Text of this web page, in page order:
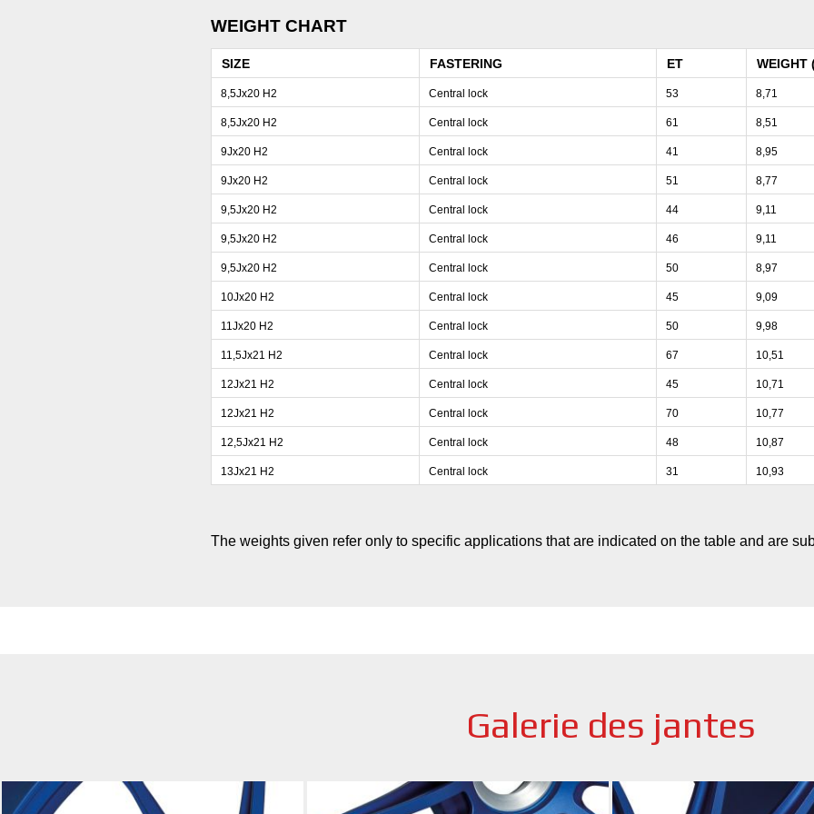
WEIGHT CHART
SIZE FASTERING ET WEIGHT
8,5Jx20 H2 Central lock 53 8,71
8,5Jx20 H2 Central lock 61 8,51
9Jx20 H2 Central lock 41 8,95
9Jx20 H2 Central lock 51 8,77
9,5Jx20 H2 Central lock 44 9,11
9,5Jx20 H2 Central lock 46 9,11
9,5Jx20 H2 Central lock 50 8,97
10Jx20 H2 Central lock 45 9,09
11Jx20 H2 Central lock 50 9,98
11,5Jx21 H2 Central lock 67 10,51
12Jx21 H2 Central lock 45 10,71
12Jx21 H2 Central lock 70 10,77
12,5Jx21 H2 Central lock 48 10,87
13Jx21 H2 Central lock 31 10,93
The weights given refer only to specific applications that are indicated on the table and are
Galerie des jantes